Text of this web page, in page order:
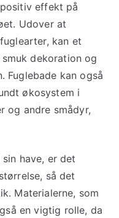
effekt på
Udover at
kan et
dekoration og
Fuglebade kan også
økosystem i
og andre smådyr,
have, er det
så det
Materialerne, som
en vigtig rolle, da